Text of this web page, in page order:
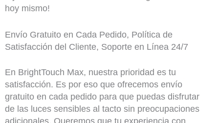
hoy mismo!
Envío Gratuito en Cada Pedido, Política de
Satisfacción del Cliente, Soporte en Línea 24/7
En BrightTouch Max, nuestra prioridad es tu
satisfacción. Es por eso que ofrecemos envío
gratuito en cada pedido para que puedas disfrutar
de las luces sensibles al tacto sin preocupaciones
adicionales. Queremos que tu experiencia con